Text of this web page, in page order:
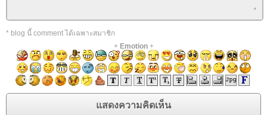
* blog นี้ comment ได้เฉพาะสมาชิก
+ Emotion+